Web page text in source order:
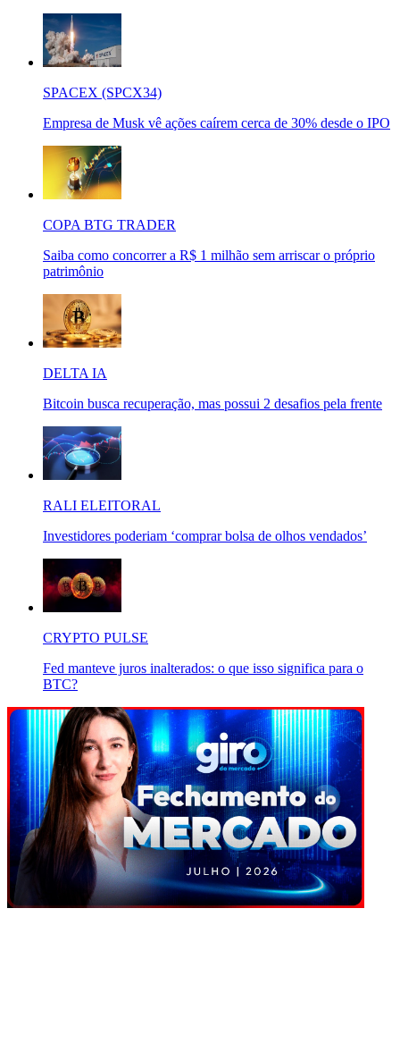
SPACEX (SPCX34)
Empresa de Musk vê ações caírem cerca de 30% desde o IPO
COPA BTG TRADER
Saiba como concorrer a R$ 1 milhão sem arriscar o próprio
patrimônio
DELTA IA
Bitcoin busca recuperação, mas possui 2 desafios pela frente
RALI ELEITORAL
Investidores poderiam ‘comprar bolsa de olhos vendados’
CRYPTO PULSE
Fed manteve juros inalterados: o que isso significa para o
BTC?